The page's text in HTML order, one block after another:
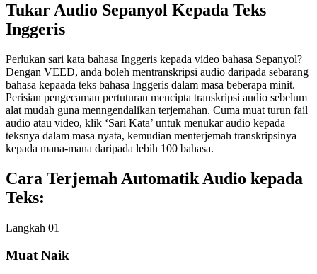
Tukar Audio Sepanyol Kepada Teks
Inggeris
Perlukan sari kata bahasa Inggeris kepada video bahasa Sepanyol?
Dengan VEED, anda boleh mentranskripsi audio daripada sebarang
bahasa kepaada teks bahasa Inggeris dalam masa beberapa minit.
Perisian pengecaman pertuturan mencipta transkripsi audio sebelum
alat mudah guna menngendalikan terjemahan. Cuma muat turun fail
audio atau video, klik ‘Sari Kata’ untuk menukar audio kepada
teksnya dalam masa nyata, kemudian menterjemah transkripsinya
kepada mana-mana daripada lebih 100 bahasa.
Cara Terjemah Automatik Audio kepada
Teks:
Langkah 01
Muat Naik